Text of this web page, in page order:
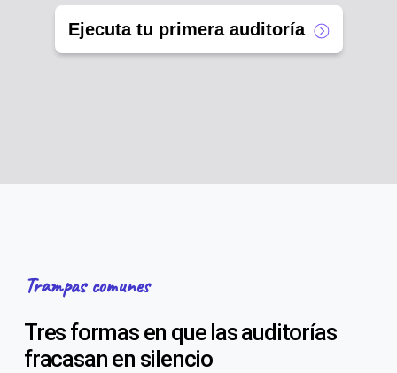
Ejecuta tu primera auditoría
Trampas comunes
Tres formas en que las auditorías
fracasan en silencio